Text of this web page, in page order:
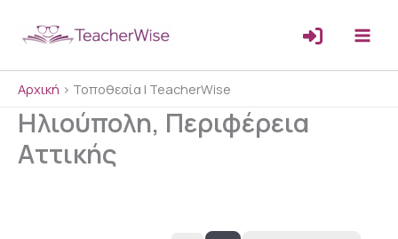
Αρχική > Τοποθεσία | TeacherWise
Ηλιούπολη, Περιφέρεια
Αττικής